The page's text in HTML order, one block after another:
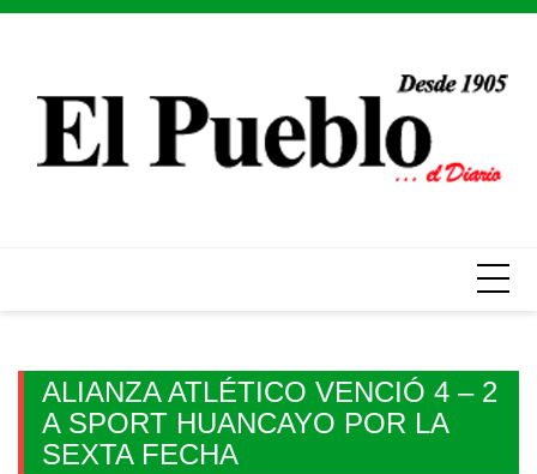
Skip
ALIANZA ATLÉTICO VENCIÓ 4 – 2
A SPORT HUANCAYO POR LA
SEXTA FECHA